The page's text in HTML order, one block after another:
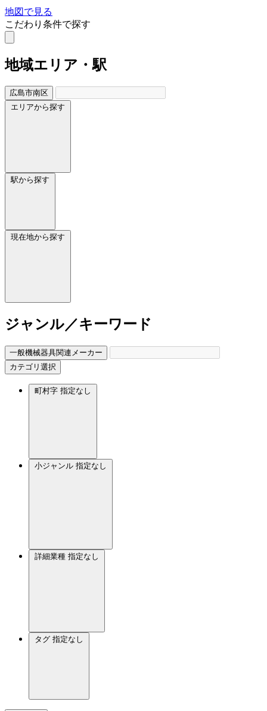
地図で見る
こだわり条件で探す
地域エリア・駅
広島市南区
エリアから探す
駅から探す
現在地から探す
ジャンル／キーワード
一般機械器具関連メーカー
カテゴリ選択
町村字 指定なし
小ジャンル 指定なし
詳細業種 指定なし
タグ 指定なし